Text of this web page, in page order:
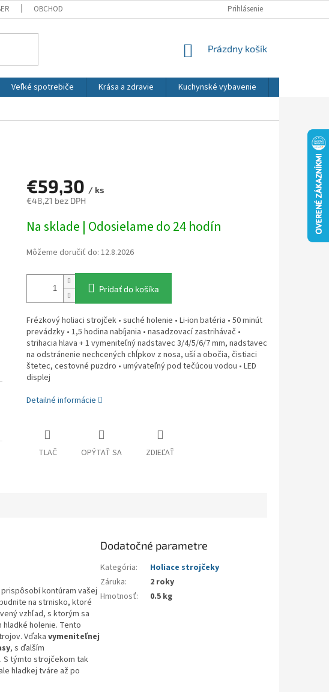
OBCHODNÉ PODMIENKY OCHRANA OSOBNÝCH ÚDAJOV REKLAMÁCIE
Prihlásenie
NÁKUPNÝ
Prázdny košík
Veľké spotrebiče Krása a zdravie Kuchynské vybavenie
€59,30 / ks
€48,21 bez DPH
cena:
Na sklade | Odosielame do 24 hodín
Môžeme doručiť do: 12.8.2026
Pridať do košíka
Frézkový holiaci strojček • suché holenie • Li-ion batéria • 50 minút
prevádzky • 1,5 hodina nabíjania • nasadzovací zastrihávač •
strihacia hlava + 1 vymeniteľný nadstavec 3/4/5/6/7 mm, nadstavec
na odstránenie nechcených chĺpkov z nosa, uší a obočia, čistiaci
štetec, cestovné puzdro • umývateľný pod tečúcou vodou • LED
displej
Detailné informácie
TLAČ OPÝTAŤ SA ZDIEĽAŤ
kontúram vašej
na strnisko, ktoré
vzhľad, s ktorým sa
holenie. Tento
Vďaka vymeniteľnej
, s ďalším
S týmto strojčekom tak
hladkej tváre až po
Dodatočné parametre
Kategória:
Holiace strojčeky
Záruka:
2 roky
Hmotnosť: 0.5 kg